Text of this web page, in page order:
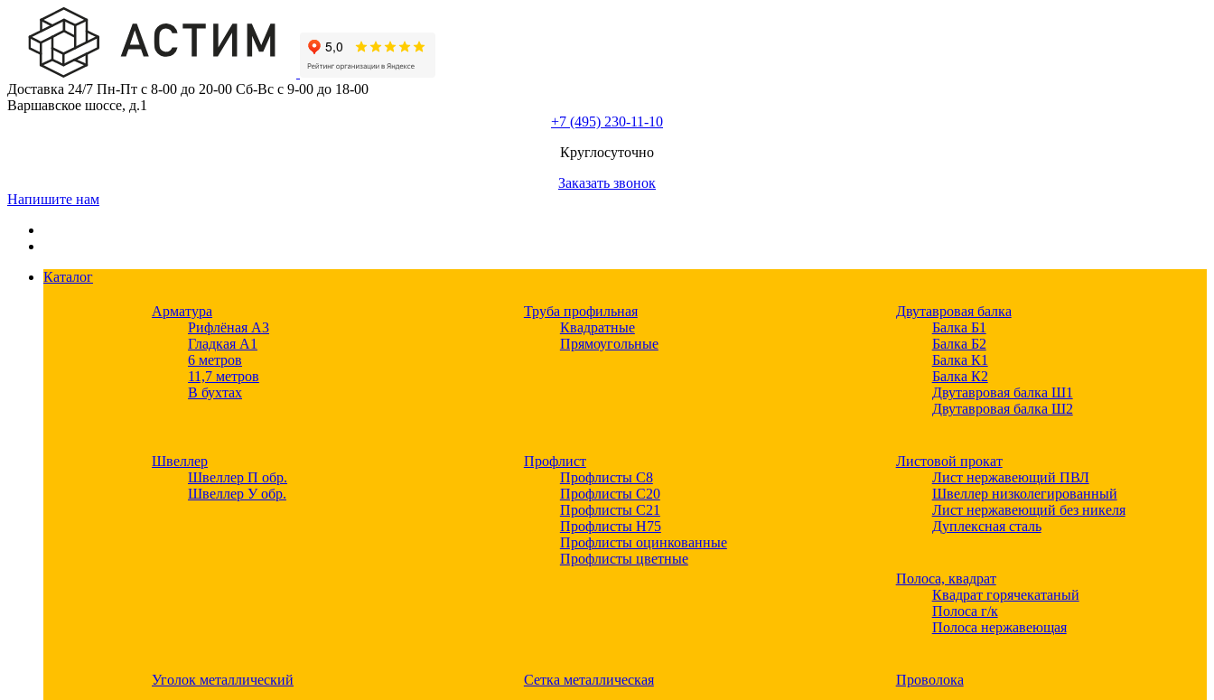
content
Доставка 24/7 Пн-Пт с 8-00 до 20-00 Сб-Вс с 9-00 до 18-00
Варшавское шоссе, д.1
+7 (495) 230-11-10
Круглосуточно
Заказать звонок
Напишите нам
Каталог
Арматура
Рифлёная А3
Гладкая А1
6 метров
11,7 метров
В бухтах
Труба профильная
Квадратные
Прямоугольные
Двутавровая балка
Балка Б1
Балка Б2
Балка К1
Балка К2
Двутавровая балка Ш1
Двутавровая балка Ш2
Швеллер
Швеллер П обр.
Швеллер У обр.
Профлист
Профлисты С8
Профлисты С20
Профлисты C21
Профлисты Н75
Профлисты оцинкованные
Профлисты цветные
Листовой прокат
Лист нержавеющий ПВЛ
Швеллер низколегированный
Лист нержавеющий без никеля
Дуплексная сталь
Полоса, квадрат
Квадрат горячекатаный
Полоса г/к
Полоса нержавеющая
Уголок металлический Сетка металлическая Проволока